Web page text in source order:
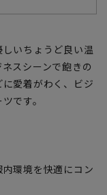
いちょうど良い温
スシーンで飽きの
愛着がわく、ビジ
です。
環境を快適にコン